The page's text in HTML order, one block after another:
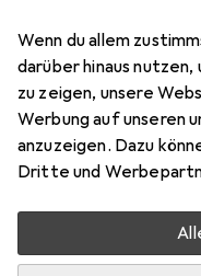
Wenn du allem
darüber hinaus
zu zeigen, unsere
Werbung auf unseren
anzuzeigen. Dazu
Dritte und
Preis in EUR inkl. MwSt.
Bewertungen
Mi, 12.8. geliefert
Mehr als 10 Stück